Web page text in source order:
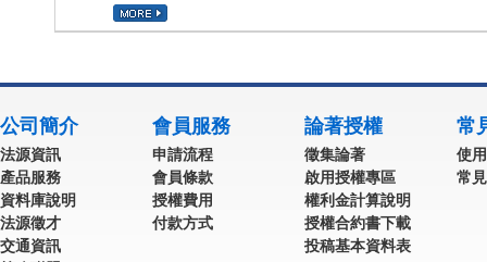
公司簡介
法源資訊
產品服務
資料庫說明
法源徵才
交通資訊
會員服務
申請流程
會員條款
授權費用
付款方式
論著授權
徵集論著
啟用授權專區
權利金計算說明
授權合約書下載
投稿基本資料表
常
使
常